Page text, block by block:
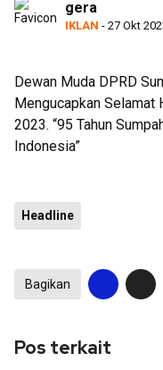
gera
IKLAN - 27 Okt
Dewan Muda DPRD
Mengucapkan Selamat
2023. “95 Tahun
Indonesia”
Headline
Bagikan
Pos terkait